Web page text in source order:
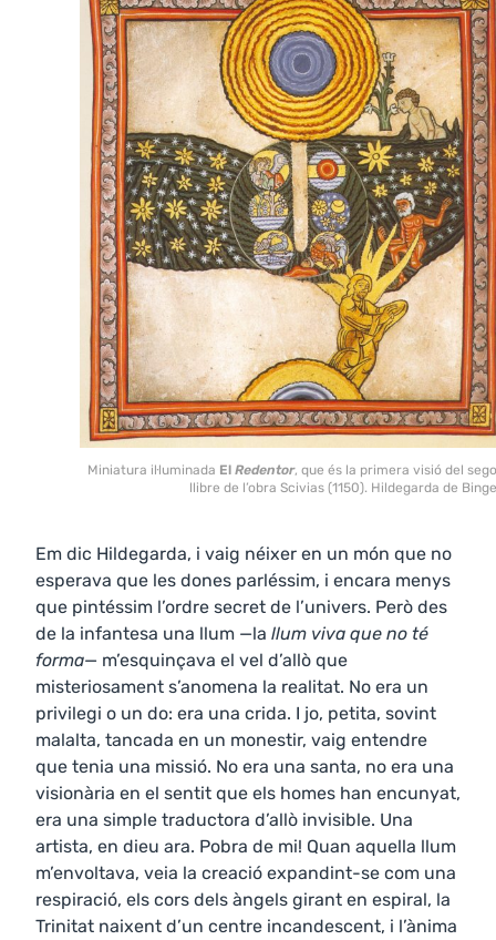
Miniatura il·luminada El Redentor, que és la primera visió del
llibre de l’obra Scivias (1150). Hildegarda de
Em dic Hildegarda, i vaig néixer en un món que no
esperava que les dones parléssim, i encara menys
que pintéssim l’ordre secret de l’univers. Però des
de la infantesa una llum —la llum viva que no té
forma— m’esquinçava el vel d’allò que
misteriosament s’anomena la realitat. No era un
privilegi o un do: era una crida. I jo, petita, sovint
malalta, tancada en un monestir, vaig entendre
que tenia una missió. No era una santa, no era una
visionària en el sentit que els homes han encunyat,
era una simple traductora d’allò invisible. Una
artista, en dieu ara. Pobra de mi! Quan aquella llum
m’envoltava, veia la creació expandint-se com una
respiració, els cors dels àngels girant en espiral, la
Trinitat naixent d’un centre incandescent, i l’ànima